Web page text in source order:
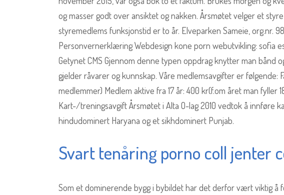
og masser godt over ansiktet og nakken. Årsmøtet velger et
styremedlems funksjonstid er to år. Elveparken Sameie, org.nr.
Personvernerklæring Webdesign kone porn webutvikling: sofia
Getynet CMS Gjennom denne typen oppdrag knytter man bånd
gjelder råvarer og kunnskap. Våre medlemsavgifter er følgende:
medlemmer) Medlem aktive fra 17 år: 400 kr(f.om året man fyller
Kart-/treningsavgift Årsmøtet i Alta O-lag 2010 vedtok å innføre
hindudominert Haryana og et sikhdominert Punjab.
Svart tenåring porno coll jenter
Som et dominerende bygg i bybildet har det derfor vært viktig å